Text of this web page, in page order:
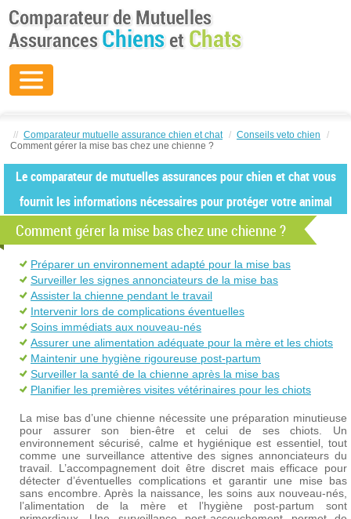
// Comparateur mutuelle assurance chien et chat / Conseils veto chien
/
Comment gérer la mise bas chez une chienne ?
Le comparateur de mutuelles assurances pour chien et chat vous
fournit les informations nécessaires pour protéger votre animal
Comment gérer la mise bas chez une chienne ?
Préparer un environnement adapté pour la mise bas
Surveiller les signes annonciateurs de la mise bas
Assister la chienne pendant le travail
Intervenir lors de complications éventuelles
Soins immédiats aux nouveau-nés
Assurer une alimentation adéquate pour la mère et les chiots
Maintenir une hygiène rigoureuse post-partum
Surveiller la santé de la chienne après la mise bas
Planifier les premières visites vétérinaires pour les chiots
La mise bas d’une chienne nécessite une préparation minutieuse
pour assurer son bien-être et celui de ses chiots. Un
environnement sécurisé, calme et hygiénique est essentiel, tout
comme une surveillance attentive des signes annonciateurs du
travail. L’accompagnement doit être discret mais efficace pour
détecter d’éventuelles complications et garantir une mise bas
sans encombre. Après la naissance, les soins aux nouveau-nés,
l’alimentation de la mère et l’hygiène post-partum sont